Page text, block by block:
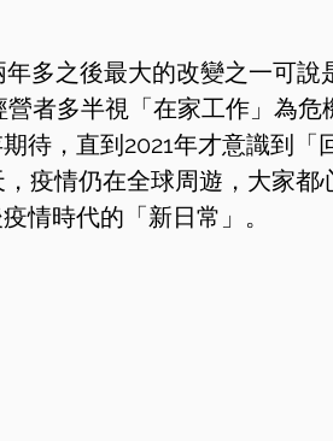
多之後最大的改變之一可說
者多半視「在家工作」為危
待，直到2021年才意識到「
疫情仍在全球周遊，大家都
情時代的「新日常」。